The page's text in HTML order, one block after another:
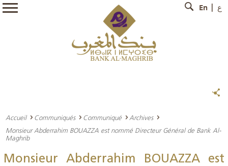
En ع
Accueil Communiqués Communiqué
Archives
Monsieur Abderrahim BOUAZZA est nommé Directeur Général de Bank Al-
Maghrib
Monsieur Abderrahim BOUAZZA est